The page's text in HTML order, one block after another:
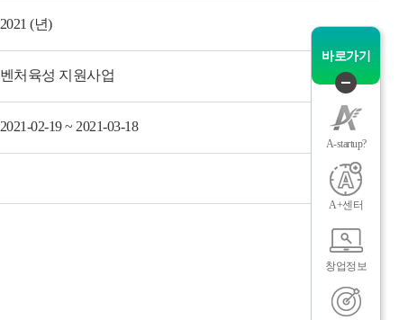
인
2021 (년)
벤처육성 지원사업
2021-02-19 ~ 2021-03-18
바로가기
퀵
메
뉴
닫
기
A-startup?
A+센터
창업정보